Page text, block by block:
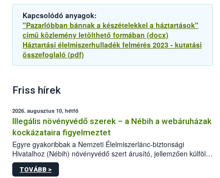
Kapcsolódó anyagok:
"Pazarlóbban bánnak a készételekkel a háztartások"
című közlemény letölthető formában (docx)
Háztartási élelmiszerhulladék felmérés 2023 - kutatási
összefoglaló (pdf)
Friss hírek
2026. augusztus 10, hétfő
Illegális növényvédő szerek – a Nébih a webáruházak
kockázataira figyelmeztet
Egyre gyakoribbak a Nemzeti Élelmiszerlánc-biztonsági
Hivatalhoz (Nébih) növényvédő szert árusító, jellemzően külföldi
honlapok kapcsán érkező bejelentések. Emellett az ilyen
termékeket kínáló kéretlen online reklámok mennyisége is
TOVÁBB >